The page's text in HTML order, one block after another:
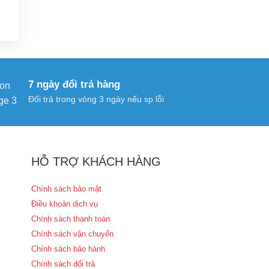
7 ngày đổi trả hàng
Đổi trả trong vòng 3 ngày nếu sp lỗi
HỖ TRỢ KHÁCH HÀNG
Chính sách bảo mật
Điều khoản dịch vụ
Chính sách thanh toán
Chính sách vận chuyển
Chính sách bảo hành
Chính sách đổi trả